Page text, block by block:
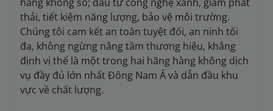
hàng không số; đầu tư công nghệ xanh, giảm phát
thải, tiết kiệm năng lượng, bảo vệ môi trường.
Chúng tôi cam kết an toàn tuyệt đối, an ninh tối
đa, không ngừng nâng tầm thương hiệu, khẳng
định vị thế là một trong hai hãng hàng không dịch
vụ đầy đủ lớn nhất Đông Nam Á và dẫn đầu khu
vực về chất lượng.